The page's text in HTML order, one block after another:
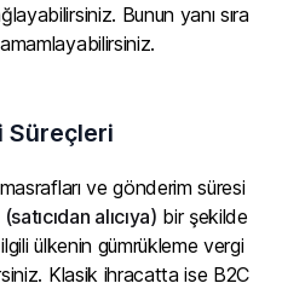
Bunun yanı sıra
Süreçleri
ve gönderim süresi
(satıcıdan alıcıya) bir şekilde
ülkenin gümrükleme vergi
Klasik ihracatta ise B2C